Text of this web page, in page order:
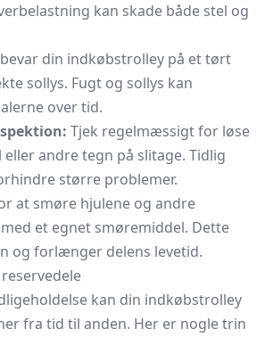
kan skade både stel og
din indkøbstrolley på et tørt
sollys. Fugt og sollys kan
over tid.
Tjek regelmæssigt for løse
eller andre tegn på slitage. Tidlig
større problemer.
at smøre hjulene og andre
et egnet smøremiddel. Dette
og forlænger delens levetid.
kan din indkøbstrolley
fra tid til anden. Her er nogle trin